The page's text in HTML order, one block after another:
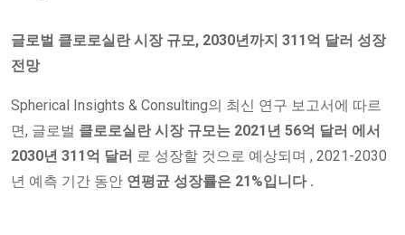
글로벌 클로로실란 시장 규모, 2030년까지 311억 달러 성장
전망
Spherical Insights & Consulting의 최신 연구 보고서에 따르
면, 글로벌 클로로실란 시장 규모는 2021년 56억 달러 에서
2030년 311억 달러 로 성장할 것으로 예상되며 , 2021-2030
년 예측 기간 동안 연평균 성장률은 21%입니다 .